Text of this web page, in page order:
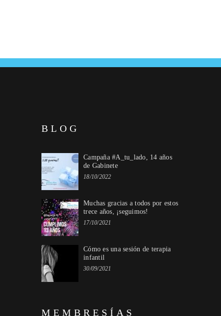
BLOG
Campaña #A_tu_lado, 14 años
de Gabinete
18/10/2022
Muchas gracias a todos por estos
trece años, ¡seguimos!
17/10/2021
Cómo es una sesión de terapia
infantil
30/09/2021
MEMBRESÍAS